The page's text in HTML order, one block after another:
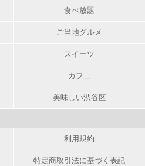
食べ放題
ご当地グルメ
スイーツ
カフェ
美味しい渋谷区
利用規約
特定商取引法に基づく表記